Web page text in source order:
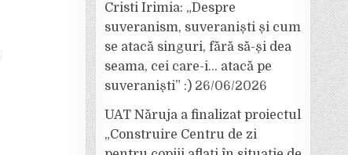
Cristi Irimia: „Despre
suveranism, suveraniști și cum
se atacă singuri, fără să-și dea
seama, cei care-i… atacă pe
suveraniști” :) 26/06/2026
UAT Năruja a finalizat proiectul
„Construire Centru de zi